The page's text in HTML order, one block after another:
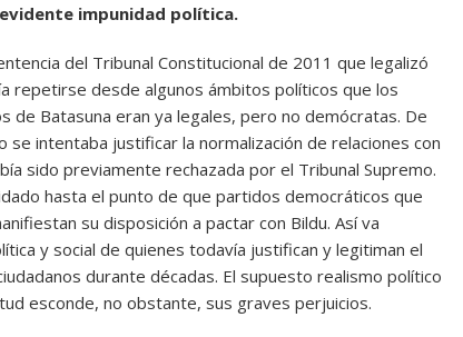
impunidad política.
del Tribunal Constitucional de 2011 que legalizó
repetirse desde algunos ámbitos políticos que los
de Batasuna eran ya legales, pero no demócratas. De
se intentaba justificar la normalización de relaciones con
sido previamente rechazada por el Tribunal Supremo.
hasta el punto de que partidos democráticos que
su disposición a pactar con Bildu. Así va
y social de quienes todavía justifican y legitiman el
durante décadas. El supuesto realismo político
esconde, no obstante, sus graves perjuicios.